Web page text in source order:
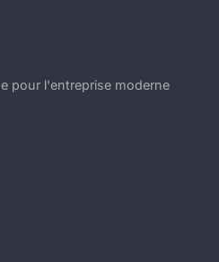
pour l'entreprise moderne